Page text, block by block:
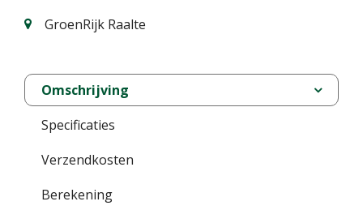
GroenRijk Raalte
Omschrijving
Specificaties
Verzendkosten
Berekening